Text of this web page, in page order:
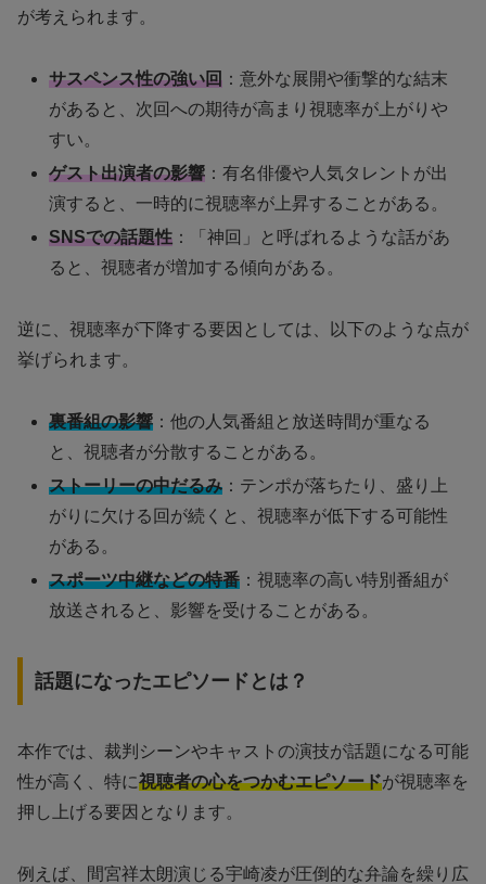
が考えられます。
サスペンス性の強い回 ：意外な展開や衝撃的な結末
があると、次回への期待が高まり視聴率が上がりや
すい。
ゲスト出演者の影響 ：有名俳優や人気タレントが出
演すると、一時的に視聴率が上昇することがある。
SNSでの話題性 ：「神回」と呼ばれるような話があ
ると、視聴者が増加する傾向がある。
逆に、視聴率が下降する要因としては、以下のような点が
挙げられます。
裏番組の影響 ：他の人気番組と放送時間が重なる
と、視聴者が分散することがある。
ストーリーの中だるみ ：テンポが落ちたり、盛り上
がりに欠ける回が続くと、視聴率が低下する可能性
がある。
スポーツ中継などの特番 ：視聴率の高い特別番組が
放送されると、影響を受けることがある。
話題になったエピソードとは？
本作では、裁判シーンやキャストの演技が話題になる可能
性が高く、特に視聴者の心をつかむエピソードが視聴率を
押し上げる要因となります。
例えば、間宮祥太朗演じる宇崎凌が圧倒的な弁論を繰り広